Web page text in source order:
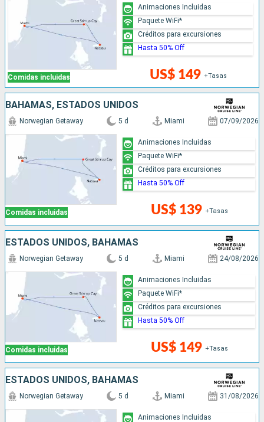
Comidas incluidas US$ 149 +Tasas
Animaciones Incluidas
Paquete WiFi*
Créditos para excursiones
Hasta 50% Off
BAHAMAS, ESTADOS UNIDOS
Comidas incluidas
Norwegian Getaway 5 d Miami 07/09/2026
US$ 139 +Tasas
Animaciones Incluidas
Paquete WiFi*
Créditos para excursiones
Hasta 50% Off
ESTADOS UNIDOS, BAHAMAS
Comidas incluidas
Norwegian Getaway 5 d Miami 24/08/2026
US$ 149 +Tasas
Animaciones Incluidas
Paquete WiFi*
Créditos para excursiones
Hasta 50% Off
ESTADOS UNIDOS, BAHAMAS
Norwegian Getaway 5 d Miami 31/08/2026
Animaciones Incluidas